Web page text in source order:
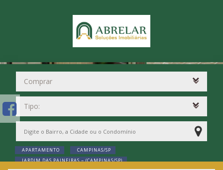
APARTAMENTO
CAMPINAS/SP
JARDIM DAS PAINEIRAS ~ (CAMPINAS/SP)